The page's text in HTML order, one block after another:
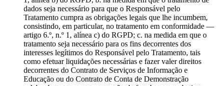
dados seja necessário para que o Responsável pelo
Tratamento cumpra as obrigações legais que lhe incumbem,
consistindo, em particular, no tratamento em conformidade —
artigo 6.º, n.º 1, alínea c) do RGPD; c. na medida em que o
tratamento seja necessário para os fins decorrentes dos
interesses legítimos do Responsável pelo Tratamento, tais
como efetuar liquidações necessárias e fazer valer direitos
decorrentes do Contrato de Serviços de Informação e
Educação ou do Contrato de Conta de Demonstração